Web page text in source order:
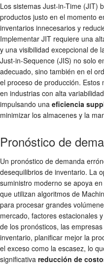
Los sistemas Just-in-Time (JIT)
productos justo en el momento
inventarios innecesarios y
Implementar JIT requiere una
y una visibilidad excepcional de
Just-in-Sequence (JIS) no solo
adecuado, sino también en el
el proceso de producción. Estos
en industrias con alta
impulsando una eficiencia
minimizar los almacenes y la
Pronóstico de
Un pronóstico de demanda
desequilibrios de inventario. La
suministro moderno se apoya
que utilizan algoritmos de
para procesar grandes
mercado, factores estacionales
de los pronósticos, las
inventario, planificar mejor la
el exceso como la escasez, lo
significativa reducción de